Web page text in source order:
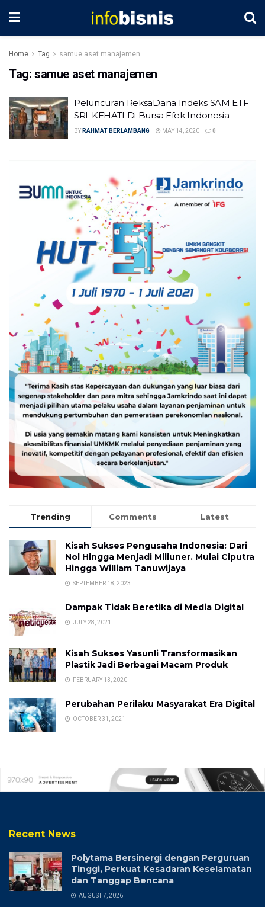
Home Tag samue aset manajemen
Tag: samue aset manajemen
Peluncuran ReksaDana Indeks SAM ETF
SRI-KEHATI Di Bursa Efek Indonesia
BY RAHMAT BERLAMBANG MAY 14, 2020 0
Trending Comments Latest
Kisah Sukses Pengusaha Indonesia: Dari
Nol Hingga Menjadi Miliuner. Mulai Ciputra
Hingga William Tanuwijaya
SEPTEMBER 18, 2023
Dampak Tidak Beretika di Media Digital
JULY 28, 2021
Kisah Sukses Yasunli Transformasikan
Plastik Jadi Berbagai Macam Produk
FEBRUARY 13, 2020
Perubahan Perilaku Masyarakat Era Digital
OCTOBER 31, 2021
Recent News
Polytama Bersinergi dengan Perguruan
Tinggi, Perkuat Kesadaran Keselamatan
dan Tanggap Bencana
AUGUST 7, 2026